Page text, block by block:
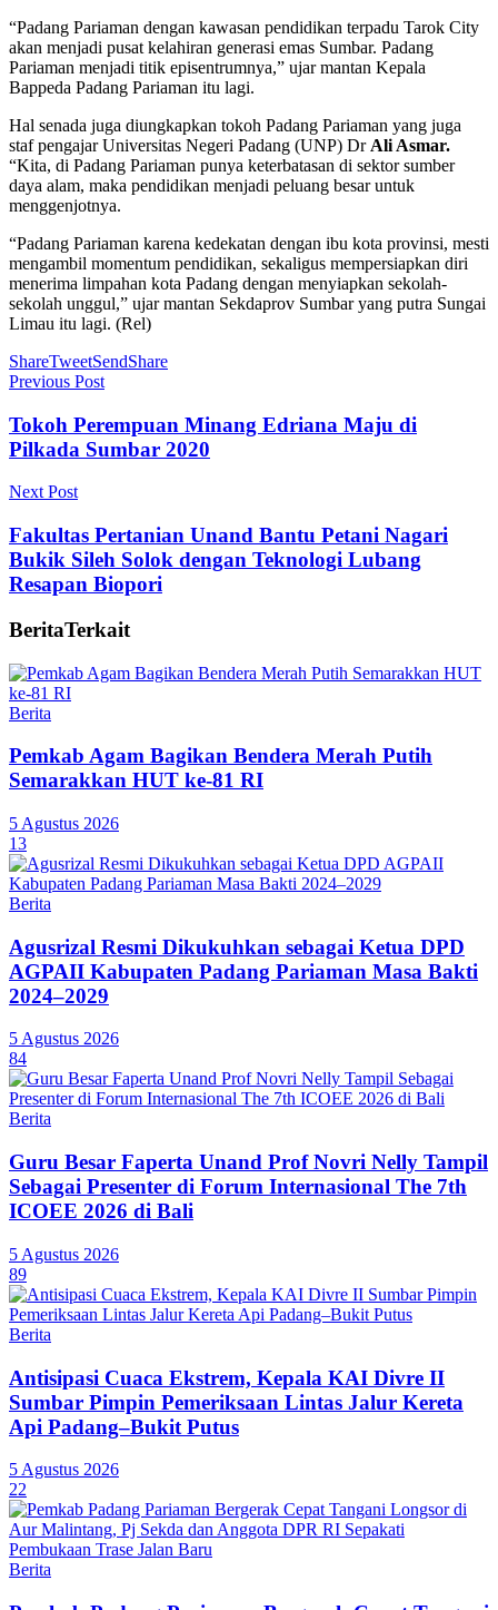
“Padang Pariaman dengan kawasan pendidikan terpadu Tarok City
akan menjadi pusat kelahiran generasi emas Sumbar. Padang
Pariaman menjadi titik episentrumnya,” ujar mantan Kepala
Bappeda Padang Pariaman itu lagi.
Hal senada juga diungkapkan tokoh Padang Pariaman yang juga
staf pengajar Universitas Negeri Padang (UNP) Dr Ali Asmar.
“Kita, di Padang Pariaman punya keterbatasan di sektor sumber
daya alam, maka pendidikan menjadi peluang besar untuk
menggenjotnya.
“Padang Pariaman karena kedekatan dengan ibu kota provinsi, mesti
mengambil momentum pendidikan, sekaligus mempersiapkan diri
menerima limpahan kota Padang dengan menyiapkan sekolah-
sekolah unggul,” ujar mantan Sekdaprov Sumbar yang putra Sungai
Limau itu lagi. (Rel)
ShareTweetSendShare
Previous Post
Tokoh Perempuan Minang Edriana Maju di
Pilkada Sumbar 2020
Next Post
Fakultas Pertanian Unand Bantu Petani Nagari
Bukik Sileh Solok dengan Teknologi Lubang
Resapan Biopori
BeritaTerkait
Berita
Pemkab Agam Bagikan Bendera Merah Putih
Semarakkan HUT ke-81 RI
5 Agustus 2026
13
Berita
Agusrizal Resmi Dikukuhkan sebagai Ketua DPD
AGPAII Kabupaten Padang Pariaman Masa Bakti
2024–2029
5 Agustus 2026
84
Berita
Guru Besar Faperta Unand Prof Novri Nelly Tampil
Sebagai Presenter di Forum Internasional The 7th
ICOEE 2026 di Bali
5 Agustus 2026
89
Berita
Antisipasi Cuaca Ekstrem, Kepala KAI Divre II
Sumbar Pimpin Pemeriksaan Lintas Jalur Kereta
Api Padang–Bukit Putus
5 Agustus 2026
22
Berita